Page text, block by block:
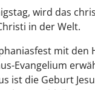
wird das
in der Welt.
mit den
Evangelium
ist die Geburt